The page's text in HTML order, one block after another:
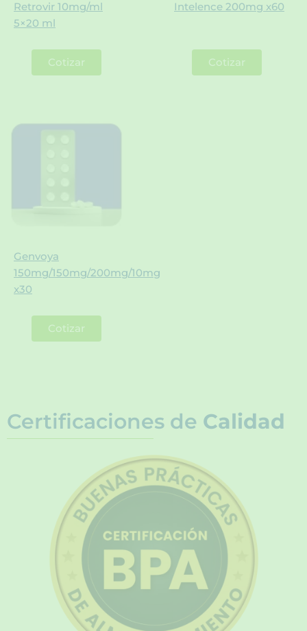
Retrovir 10mg/ml
5×20 ml
Cotizar
Intelence 200mg x60
Cotizar
Genvoya
150mg/150mg/200mg/10mg
x30
Cotizar
Certificaciones de Calidad